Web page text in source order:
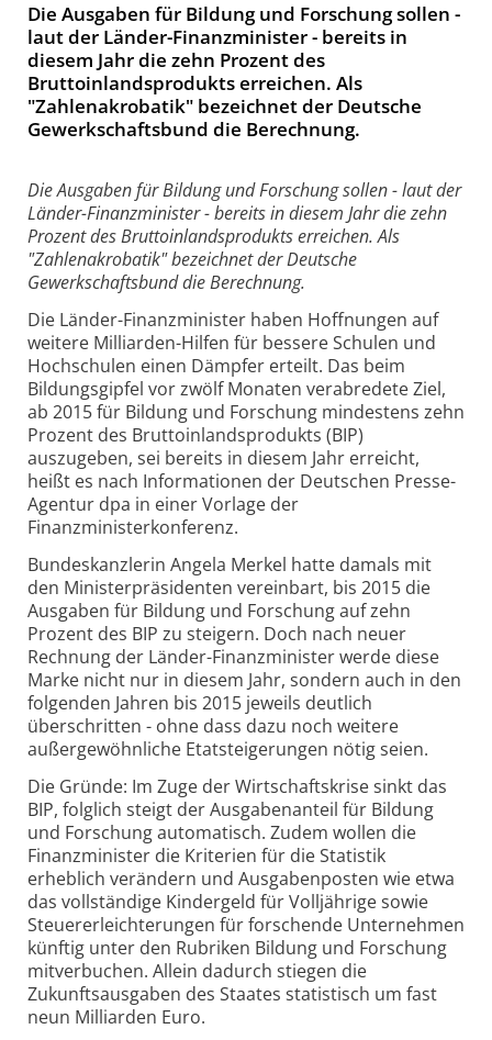
Die Ausgaben für Bildung und Forschung sollen -
laut der Länder-Finanzminister - bereits in
diesem Jahr die zehn Prozent des
Bruttoinlandsprodukts erreichen. Als
"Zahlenakrobatik" bezeichnet der Deutsche
Gewerkschaftsbund die Berechnung.
Die Ausgaben für Bildung und Forschung sollen - laut der
Länder-Finanzminister - bereits in diesem Jahr die zehn
Prozent des Bruttoinlandsprodukts erreichen. Als
"Zahlenakrobatik" bezeichnet der Deutsche
Gewerkschaftsbund die Berechnung.
Die Länder-Finanzminister haben Hoffnungen auf
weitere Milliarden-Hilfen für bessere Schulen und
Hochschulen einen Dämpfer erteilt. Das beim
Bildungsgipfel vor zwölf Monaten verabredete Ziel,
ab 2015 für Bildung und Forschung mindestens zehn
Prozent des Bruttoinlandsprodukts (BIP)
auszugeben, sei bereits in diesem Jahr erreicht,
heißt es nach Informationen der Deutschen Presse-
Agentur dpa in einer Vorlage der
Finanzministerkonferenz.
Bundeskanzlerin Angela Merkel hatte damals mit
den Ministerpräsidenten vereinbart, bis 2015 die
Ausgaben für Bildung und Forschung auf zehn
Prozent des BIP zu steigern. Doch nach neuer
Rechnung der Länder-Finanzminister werde diese
Marke nicht nur in diesem Jahr, sondern auch in den
folgenden Jahren bis 2015 jeweils deutlich
überschritten - ohne dass dazu noch weitere
außergewöhnliche Etatsteigerungen nötig seien.
Die Gründe: Im Zuge der Wirtschaftskrise sinkt das
BIP, folglich steigt der Ausgabenanteil für Bildung
und Forschung automatisch. Zudem wollen die
Finanzminister die Kriterien für die Statistik
erheblich verändern und Ausgabenposten wie etwa
das vollständige Kindergeld für Volljährige sowie
Steuererleichterungen für forschende Unternehmen
künftig unter den Rubriken Bildung und Forschung
mitverbuchen. Allein dadurch stiegen die
Zukunftsausgaben des Staates statistisch um fast
neun Milliarden Euro.